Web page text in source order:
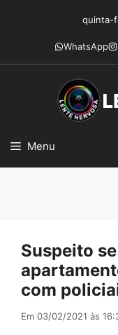
conteúdo
quinta-
WhatsApp
Menu
Suspeito
com
Em 03/02/2021 às